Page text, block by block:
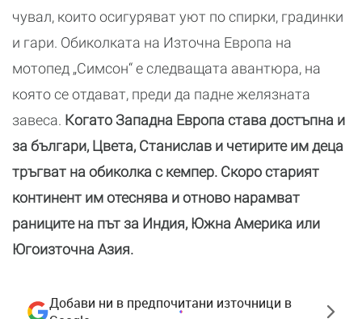
чувал, които осигуряват уют по спирки, градинки
и гари. Обиколката на Източна Европа на
мотопед „Симсон“ е следващата авантюра, на
която се отдават, преди да падне желязната
завеса. Когато Западна Европа става достъпна и
за българи, Цвета, Станислав и четирите им деца
тръгват на обиколка с кемпер. Скоро старият
континент им отеснява и отново нарамват
раниците на път за Индия, Южна Америка или
Югоизточна Азия.
Добави ни в предпочитани източници в